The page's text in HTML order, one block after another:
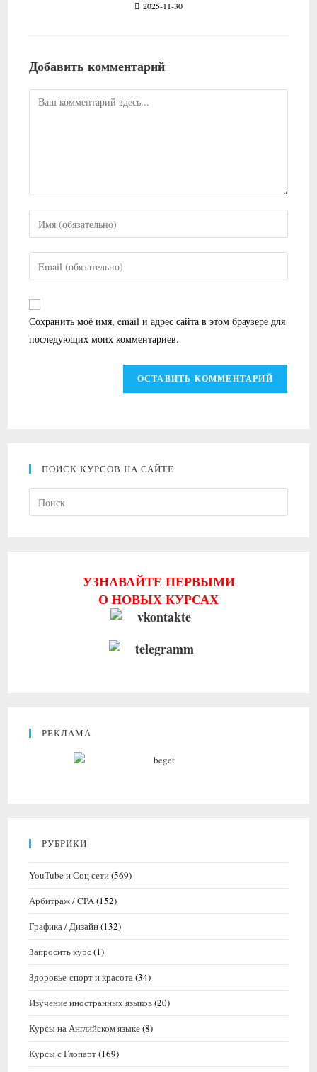
2025-11-30
Добавить комментарий
Комментарий
Введите
свое
имя
или
пользователя,
чтобы
прокомментировать
Введите
свой
email-
адрес,
чтобы
прокомментировать
Сохранить моё имя, email и адрес сайта в этом браузере для
последующих моих комментариев.
ПОИСК КУРСОВ НА САЙТЕ
УЗНАВАЙТЕ ПЕРВЫМИ
О НОВЫХ КУРСАХ
РЕКЛАМА
РУБРИКИ
YouTube и Соц сети(569)
Арбитраж / CPA(152)
Графика / Дизайн(132)
Запросить курс(1)
Здоровье-спорт и красота(34)
Изучение иностранных языков(20)
Курсы на Английском языке(8)
Курсы с Глопарт(169)